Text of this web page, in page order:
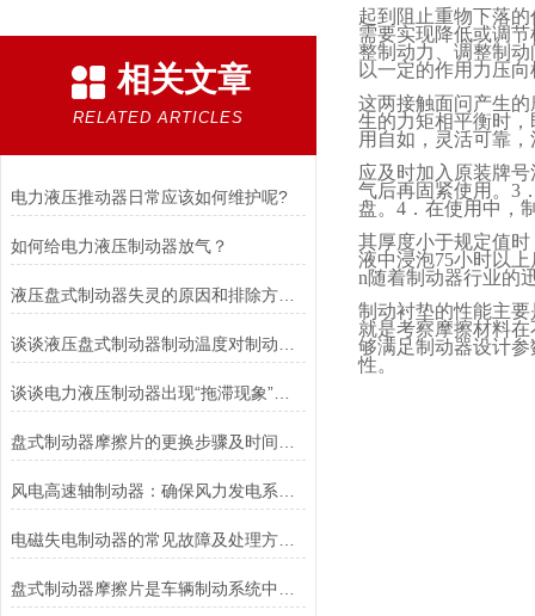
相关文章
RELATED ARTICLES
电力液压推动器日常应该如何维护呢?
如何给电力液压制动器放气？
液压盘式制动器失灵的原因和排除方法介绍
谈谈电力液压制动器出现“拖滞现象”的原因及解决方法
电磁失电制动器的常见故障及处理方法讲解
起到阻止重物下落
需要实现降低或调
整制动力、调整制
以一定的作用力压
这两接触面问产生
生的力矩相平衡时
用自如，灵活可靠
应及时加入原装牌
气后再固紧使用。 3
盘。 4 ．在使用中，
其厚度小于规定值
液中浸泡75小时以上
n随着制动器行业的
制动衬垫的性能主
就是考察摩擦材料
够满足制动器设计
性。